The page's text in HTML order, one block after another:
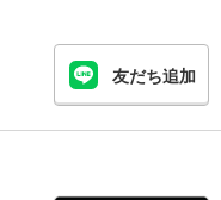
友だち追加